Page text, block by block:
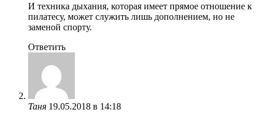
И техника дыхания, которая имеет прямое отношение к
пилатесу, может служить лишь дополнением, но не
заменой спорту.
Ответить
Таня 19.05.2018 в 14:18